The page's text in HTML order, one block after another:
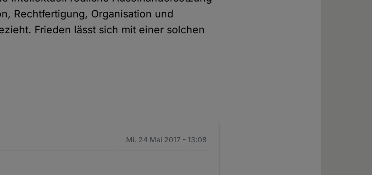
Rechtfertigung, Organisation und
Frieden lässt sich mit einer solchen
Mi. 24 Mai 2017 - 13:08